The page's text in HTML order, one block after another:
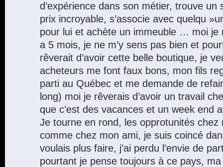
d’expérience dans son métier, trouve
prix incroyable, s’associe avec quelqu
pour lui et achète un immeuble … moi je
a 5 mois, je ne m’y sens pas bien et
rêverait d’avoir cette belle boutique, je
acheteurs me font faux bons, mon fils
parti au Québec et me demande de
long) moi je rêverais d’avoir un travail
que c’est des vacances et un week end
Je tourne en rond, les opprotunités chez
comme chez mon ami, je suis coincé
voulais plus faire, j’ai perdu l’envie de
pourtant je pense toujours à ce pays,